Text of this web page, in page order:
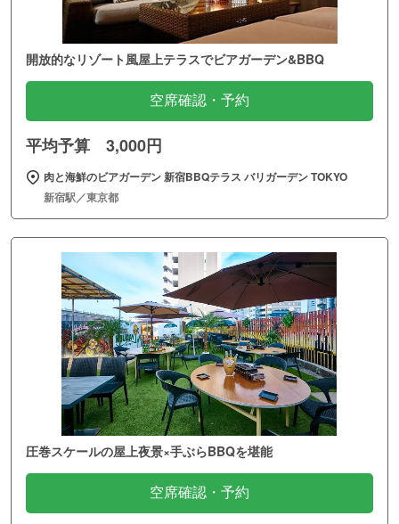
開放的なリゾート風屋上テラスでビアガーデン&BBQ
空席確認・予約
平均予算 3,000円
肉と海鮮のビアガーデン 新宿BBQテラス バリガーデン TOKYO
新宿駅／東京都
圧巻スケールの屋上夜景×手ぶらBBQを堪能
空席確認・予約